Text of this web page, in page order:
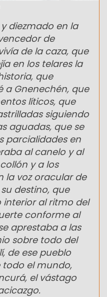
diezmado en la
de
de la caza, que
en los telares la
que
a Gnenechén, que
líticos, que
siguiendo
aguadas, que se
parcialidades en
al canelo y al
y a los
la voz oracular de
destino, que
al ritmo del
conforme al
aprestaba a las
sobre todo del
de ese pueblo
el mundo,
el vástago